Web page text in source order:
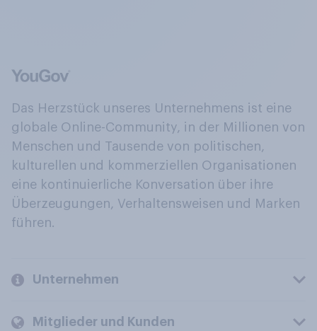
Das Herzstück unseres Unternehmens ist eine
globale Online-Community, in der Millionen von
Menschen und Tausende von politischen,
kulturellen und kommerziellen Organisationen
eine kontinuierliche Konversation über ihre
Überzeugungen, Verhaltensweisen und Marken
führen.
Unternehmen
Mitglieder und Kunden